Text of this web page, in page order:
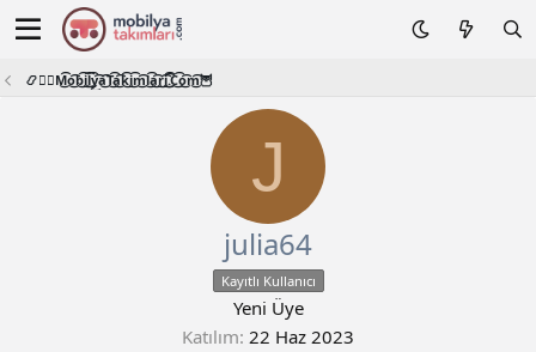
📿🧙‍♂️M͜͡o͜͡b͜͡i͜͡l͜͡y͜͡a͜͡T͜͡a͜͡k͜͡i͜͡m͜͡l͜͡a͜͡r͜͡i͜͡.͜͡C͜͡o͜͡m͜͡🦉
J
julia64
Kayıtlı Kullanıcı
Yeni Üye
Katılım 22 Haz 2023